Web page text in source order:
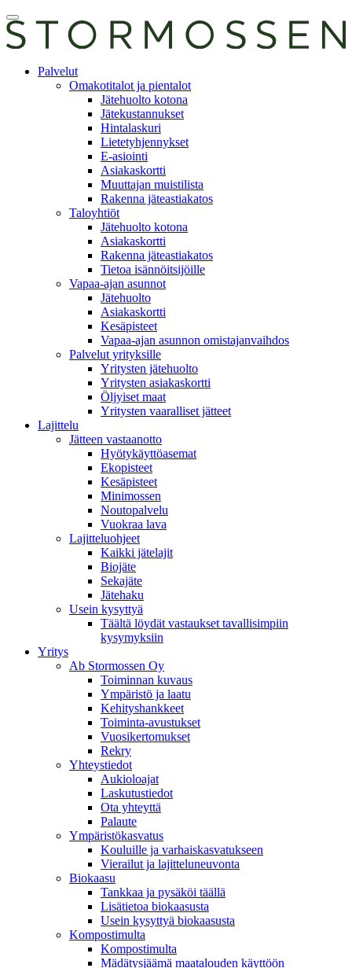
Skip
to
content
Avaa
päävalikko
asiointiPalvelut
Omakotitalot ja pientalot
Jätehuolto kotona
Jätekustannukset
Hintalaskuri
Lietetyhjennykset
E-asiointi
Asiakaskortti
Muuttajan muistilista
Rakenna jäteastiakatos
Taloyhtiöt
Jätehuolto kotona
Asiakaskortti
Rakenna jäteastiakatos
Tietoa isännöitsijöille
Vapaa-ajan asunnot
Jätehuolto
Asiakaskortti
Kesäpisteet
Vapaa-ajan asunnon omistajanvaihdos
Palvelut yrityksille
Yritysten jätehuolto
Yritysten asiakaskortti
Öljyiset maat
Yritysten vaaralliset jätteet
Lajittelu
Jätteen vastaanotto
Hyötykäyttöasemat
Ekopisteet
Kesäpisteet
Minimossen
Noutopalvelu
Vuokraa lava
Lajitteluohjeet
Kaikki jätelajit
Biojäte
Sekajäte
Jätehaku
Usein kysyttyä
Täältä löydät vastaukset tavallisimpiin
kysymyksiin
Yritys
Ab Stormossen Oy
Toiminnan kuvaus
Ympäristö ja laatu
Kehityshankkeet
Toiminta-avustukset
Vuosikertomukset
Rekry
Yhteystiedot
Aukioloajat
Laskutustiedot
Ota yhteyttä
Palaute
Ympäristökasvatus
Kouluille ja varhaiskasvatukseen
Vierailut ja lajitteluneuvonta
Biokaasu
Tankkaa ja pysäköi täällä
Lisätietoa biokaasusta
Usein kysyttyä biokaasusta
Kompostimulta
Kompostimulta
Mädätysjäämä maatalouden käyttöön